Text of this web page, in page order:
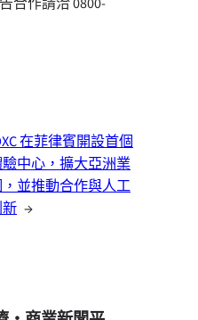
在菲律賓開設首個
中心，擴大亞洲業
並推動合作與人工
→